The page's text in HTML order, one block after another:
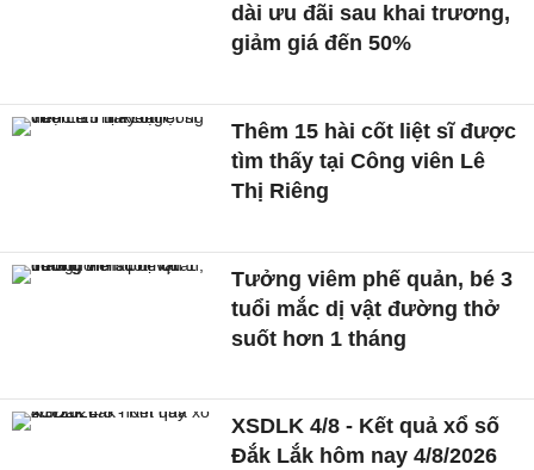
dài ưu đãi sau khai trương,
giảm giá đến 50%
Thêm 15 hài cốt liệt sĩ được
tìm thấy tại Công viên Lê
Thị Riêng
Tưởng viêm phế quản, bé 3
tuổi mắc dị vật đường thở
suốt hơn 1 tháng
XSDLK 4/8 - Kết quả xổ số
Đắk Lắk hôm nay 4/8/2026